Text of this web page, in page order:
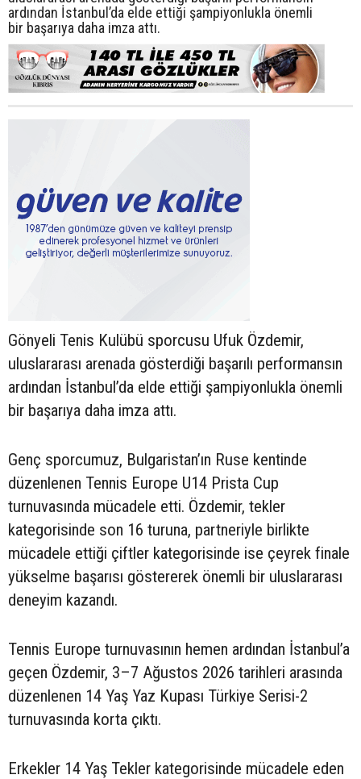
ardından İstanbul’da elde ettiği şampiyonlukla önemli
bir başarıya daha imza attı.
Gönyeli Tenis Kulübü sporcusu Ufuk Özdemir,
uluslararası arenada gösterdiği başarılı performansın
ardından İstanbul’da elde ettiği şampiyonlukla önemli
bir başarıya daha imza attı.
Genç sporcumuz, Bulgaristan’ın Ruse kentinde
düzenlenen Tennis Europe U14 Prista Cup
turnuvasında mücadele etti. Özdemir, tekler
kategorisinde son 16 turuna, partneriyle birlikte
mücadele ettiği çiftler kategorisinde ise çeyrek finale
yükselme başarısı göstererek önemli bir uluslararası
deneyim kazandı.
Tennis Europe turnuvasının hemen ardından İstanbul’a
geçen Özdemir, 3–7 Ağustos 2026 tarihleri arasında
düzenlenen 14 Yaş Yaz Kupası Türkiye Serisi-2
turnuvasında korta çıktı.
Erkekler 14 Yaş Tekler kategorisinde mücadele eden